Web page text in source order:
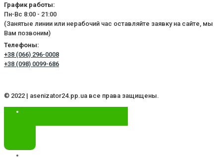
График работы:
Пн-Вс 8:00 - 21:00
(Занятые линии или нерабочий час оставляйте заявку на сайте, мы
Вам позвоним)
Телефоны:
+38 (066) 296-0008
+38 (098) 0099-686
© 2022 | asenizator24.pp.ua все права защищены.